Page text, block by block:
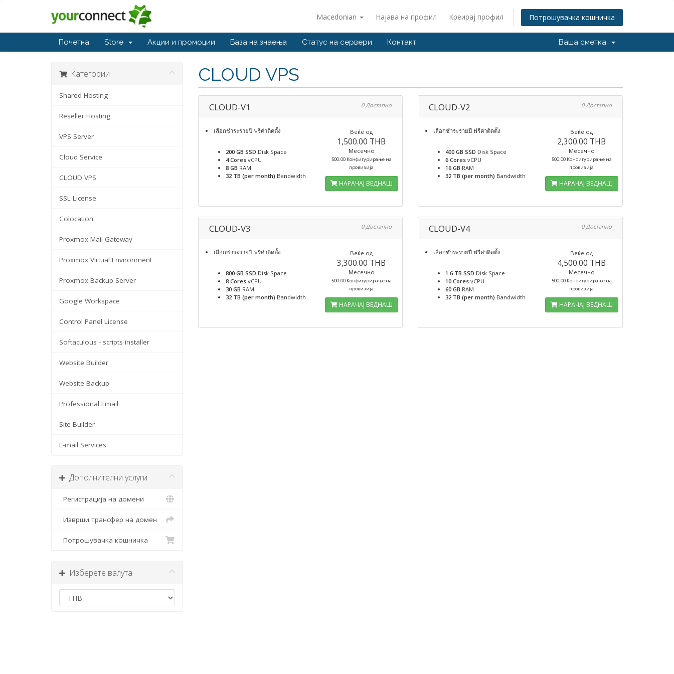
Macedonian Најава на профил Креирај профил Потрошувачка кошничка
Почетна Store Акции и промоции База на знаења Статус на сервери Контакт Ваша сметка
Категории
Shared Hosting
Reseller Hosting
VPS Server
Cloud Service
CLOUD VPS
SSL License
Colocation
Proxmox Mail Gateway
Proxmox Virtual Environment
Proxmox Backup Server
Google Workspace
Control Panel License
Softaculous - scripts installer
Website Builder
Website Backup
Professional Email
Site Builder
E-mail Services
Дополнителни услуги
Регистрација на домени
Изврши трансфер на домен
Потрошувачка кошничка
Изберете валута
CLOUD VPS
CLOUD-V1 0 Достапно
เลือกชำระรายปี ฟรีค่าติดตั้ง
200 GB SSD Disk Space
4 CoresvCPU
8 GB RAM
32 TB (per month) Bandwidth
Веќе од
1,500.00 THB
Месечно
500.00 Конфигурирање на
провизија
НАРАЧАЈ ВЕДНАШ
CLOUD-V2 0 Достапно
เลือกชำระรายปี ฟรีค่าติดตั้ง
400 GB SSD Disk Space
6 Cores vCPU
16 GB RAM
32 TB (per month) Bandwidth
Веќе од
2,300.00 THB
Месечно
500.00 Конфигурирање на
провизија
НАРАЧАЈ ВЕДНАШ
CLOUD-V3 0 Достапно
เลือกชำระรายปี ฟรีค่าติดตั้ง
800 GB SSD Disk Space
8 CoresvCPU
30 GB RAM
32 TB (per month) Bandwidth
Веќе од
3,300.00 THB
Месечно
500.00 Конфигурирање на
провизија
НАРАЧАЈ ВЕДНАШ
CLOUD-V4 0 Достапно
เลือกชำระรายปี ฟรีค่าติดตั้ง
1.6 TB SSD Disk Space
10 Cores vCPU
60 GB RAM
32 TB (per month) Bandwidth
Веќе од
4,500.00 THB
Месечно
500.00 Конфигурирање на
провизија
НАРАЧАЈ ВЕДНАШ